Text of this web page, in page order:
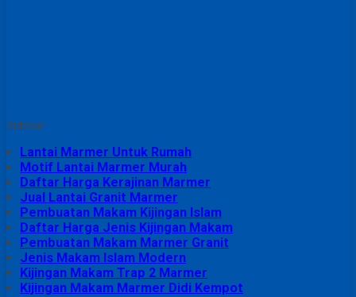
Sidebar
Lantai Marmer Untuk Rumah
Motif Lantai Marmer Murah
Daftar Harga Kerajinan Marmer
Jual Lantai Granit Marmer
Pembuatan Makam Kijingan Islam
Daftar Harga Jenis Kijingan Makam
Pembuatan Makam Marmer Granit
Jenis Makam Islam Modern
Kijingan Makam Trap 2 Marmer
Kijingan Makam Marmer Didi Kempot